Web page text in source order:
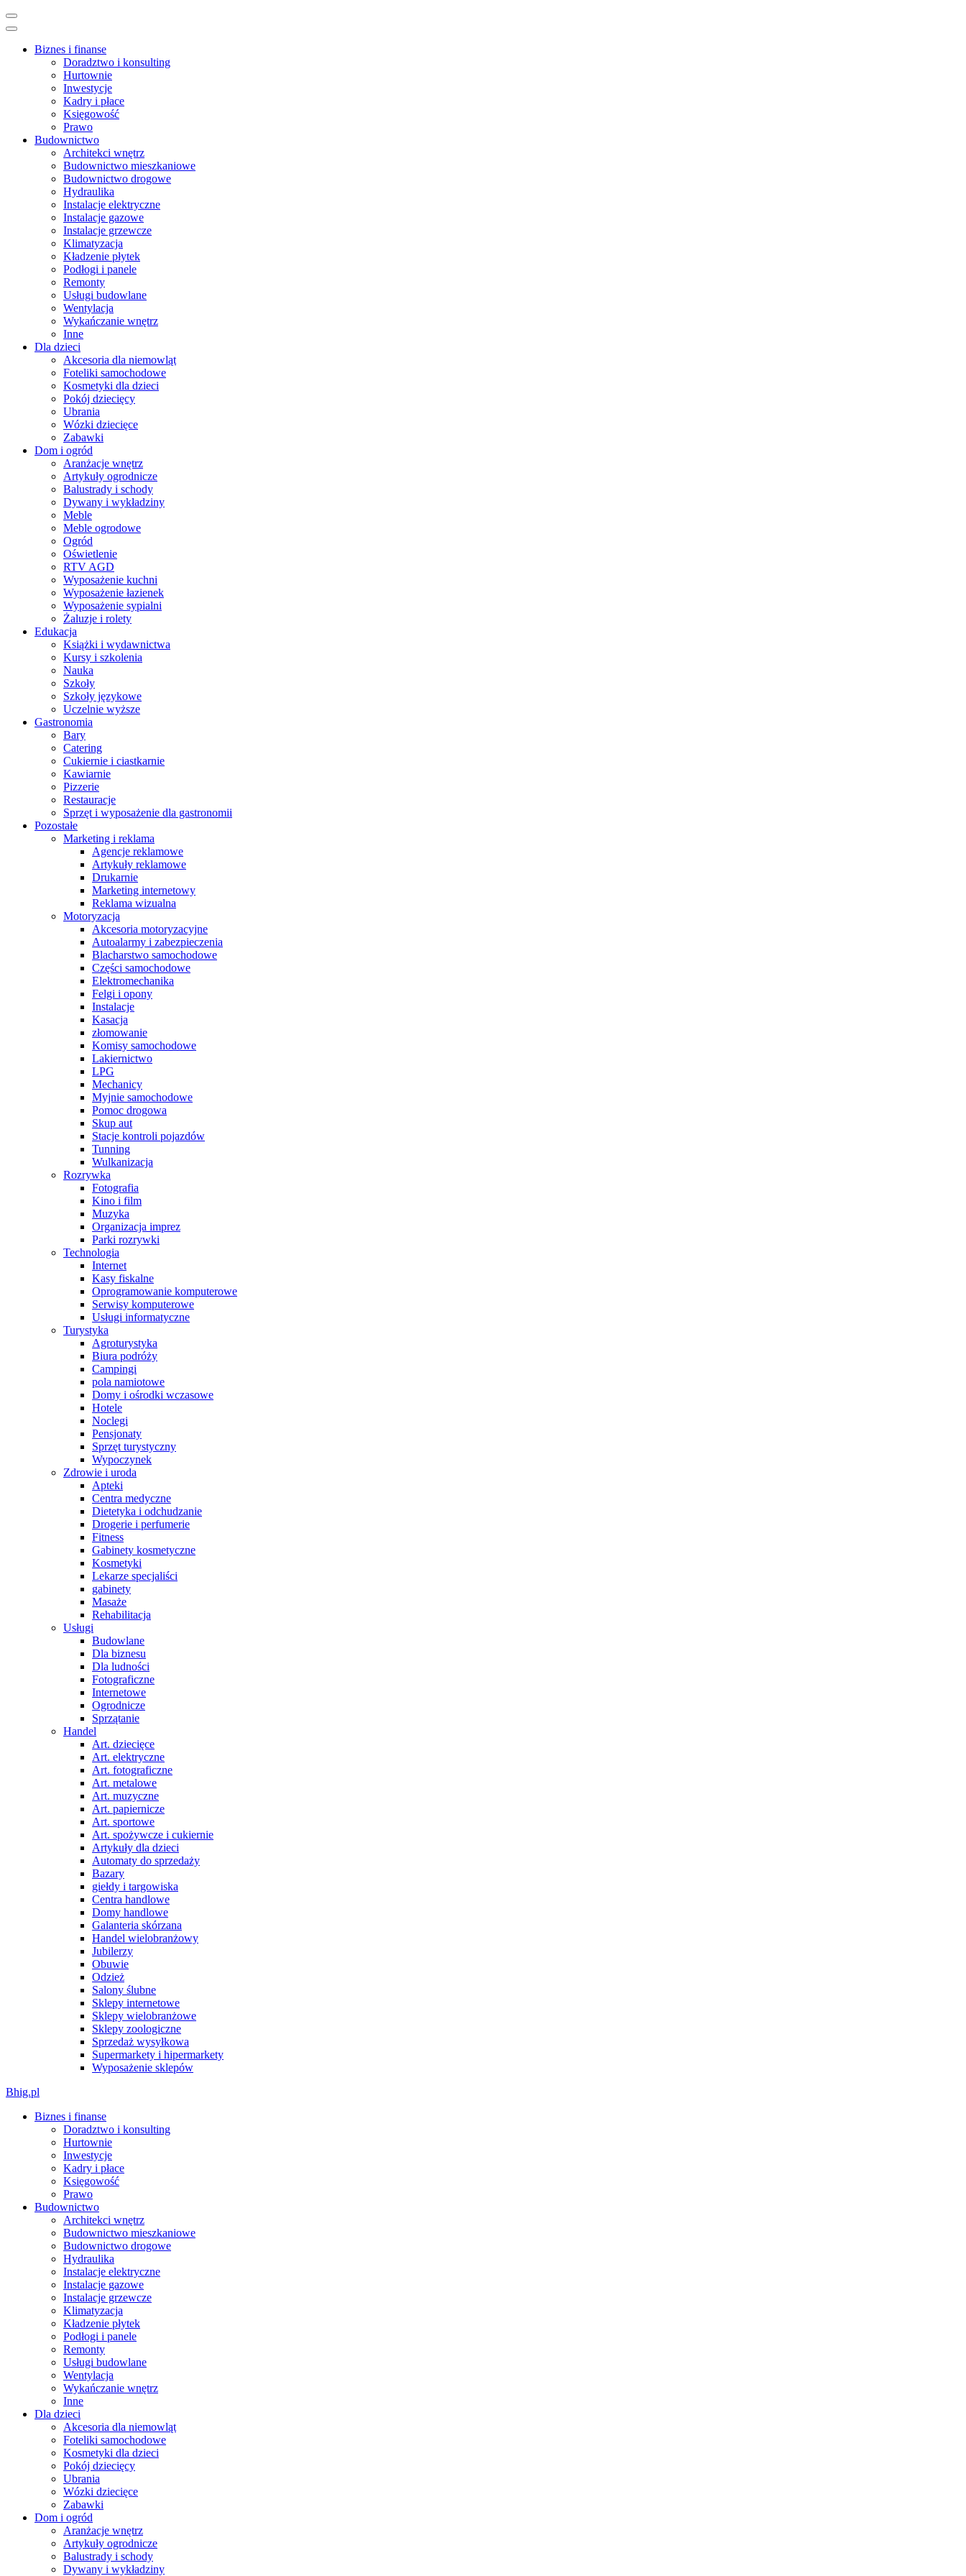
Skip
to
(Press
Biznes i finanse
Doradztwo i konsulting
Hurtownie
Inwestycje
Kadry i płace
Księgowość
Prawo
Budownictwo
Architekci wnętrz
Budownictwo mieszkaniowe
Budownictwo drogowe
Hydraulika
Instalacje elektryczne
Instalacje gazowe
Instalacje grzewcze
Klimatyzacja
Kładzenie płytek
Podłogi i panele
Remonty
Usługi budowlane
Wentylacja
Wykańczanie wnętrz
Inne
Dla dzieci
Akcesoria dla niemowląt
Foteliki samochodowe
Kosmetyki dla dzieci
Pokój dziecięcy
Ubrania
Wózki dziecięce
Zabawki
Dom i ogród
Aranżacje wnętrz
Artykuły ogrodnicze
Balustrady i schody
Dywany i wykładziny
Meble
Meble ogrodowe
Ogród
Oświetlenie
RTV AGD
Wyposażenie kuchni
Wyposażenie łazienek
Wyposażenie sypialni
Żaluzje i rolety
Edukacja
Książki i wydawnictwa
Kursy i szkolenia
Nauka
Szkoły
Szkoły językowe
Uczelnie wyższe
Gastronomia
Bary
Catering
Cukiernie i ciastkarnie
Kawiarnie
Pizzerie
Restauracje
Sprzęt i wyposażenie dla gastronomii
Pozostałe
Marketing i reklama
Agencje reklamowe
Artykuły reklamowe
Drukarnie
Marketing internetowy
Reklama wizualna
Motoryzacja
Akcesoria motoryzacyjne
Autoalarmy i zabezpieczenia
Blacharstwo samochodowe
Części samochodowe
Elektromechanika
Felgi i opony
Instalacje
Kasacja
złomowanie
Komisy samochodowe
Lakiernictwo
LPG
Mechanicy
Myjnie samochodowe
Pomoc drogowa
Skup aut
Stacje kontroli pojazdów
Tunning
Wulkanizacja
Rozrywka
Fotografia
Kino i film
Muzyka
Organizacja imprez
Parki rozrywki
Technologia
Internet
Kasy fiskalne
Oprogramowanie komputerowe
Serwisy komputerowe
Usługi informatyczne
Turystyka
Agroturystyka
Biura podróży
Campingi
pola namiotowe
Domy i ośrodki wczasowe
Hotele
Noclegi
Pensjonaty
Sprzęt turystyczny
Wypoczynek
Zdrowie i uroda
Apteki
Centra medyczne
Dietetyka i odchudzanie
Drogerie i perfumerie
Fitness
Gabinety kosmetyczne
Kosmetyki
Lekarze specjaliści
gabinety
Masaże
Rehabilitacja
Usługi
Budowlane
Dla biznesu
Dla ludności
Fotograficzne
Internetowe
Ogrodnicze
Sprzątanie
Handel
Art. dziecięce
Art. elektryczne
Art. fotograficzne
Art. metalowe
Art. muzyczne
Art. papiernicze
Art. sportowe
Art. spożywcze i cukiernie
Artykuły dla dzieci
Automaty do sprzedaży
Bazary
giełdy i targowiska
Centra handlowe
Domy handlowe
Galanteria skórzana
Handel wielobranżowy
Jubilerzy
Obuwie
Odzież
Salony ślubne
Sklepy internetowe
Sklepy wielobranżowe
Sklepy zoologiczne
Sprzedaż wysyłkowa
Supermarkety i hipermarkety
Wyposażenie sklepów
Bhig.pl
Biznes i finanse
Doradztwo i konsulting
Hurtownie
Inwestycje
Kadry i płace
Księgowość
Prawo
Budownictwo
Architekci wnętrz
Budownictwo mieszkaniowe
Budownictwo drogowe
Hydraulika
Instalacje elektryczne
Instalacje gazowe
Instalacje grzewcze
Klimatyzacja
Kładzenie płytek
Podłogi i panele
Remonty
Usługi budowlane
Wentylacja
Wykańczanie wnętrz
Inne
Dla dzieci
Akcesoria dla niemowląt
Foteliki samochodowe
Kosmetyki dla dzieci
Pokój dziecięcy
Ubrania
Wózki dziecięce
Zabawki
Dom i ogród
Aranżacje wnętrz
Artykuły ogrodnicze
Balustrady i schody
Dywany i wykładziny